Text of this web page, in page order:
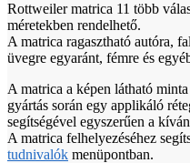
Rottweiler matrica 11 több
méretekben rendelhető.
A matrica ragasztható autóra,
üvegre egyaránt, fémre és
A matrica a képen látható
gyártás során egy applikáló
segítségével egyszerűen a
A matrica felhelyezéséhez
tudnivalók menüpontban.